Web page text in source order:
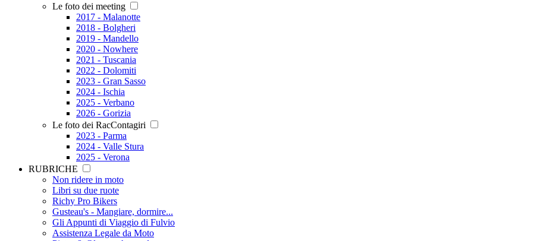
Le foto dei meeting
2017 - Malanotte
2018 - Bolgheri
2019 - Mandello
2020 - Nowhere
2021 - Tuscania
2022 - Dolomiti
2023 - Gran Sasso
2024 - Ischia
2025 - Verbano
2026 - Gorizia
Le foto dei RacContagiri
2023 - Parma
2024 - Valle Stura
2025 - Verona
RUBRICHE
Non ridere in moto
Libri su due ruote
Richy Pro Bikers
Gusteau's - Mangiare, dormire...
Gli Appunti di Viaggio di Fulvio
Assistenza Legale da Moto